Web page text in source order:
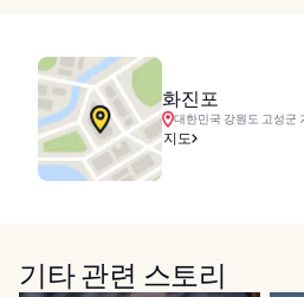
화진포
대한민국 강원도 고성군
지도
기타 관련 스토리